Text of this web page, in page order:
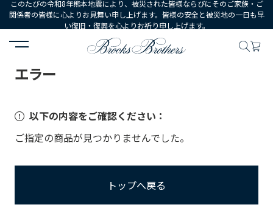
このたびの令和8年熊本地震により、被災された皆様ならびにそのご家族・ご
関係者の皆様に心よりお見舞い申し上げます。皆様の安全と被災地の一日も早
い復旧・復興を心よりお祈り申し上げます。
HOME
エラー
以下の内容をご確認ください：
ご指定の商品が見つかりませんでした。
トップへ戻る